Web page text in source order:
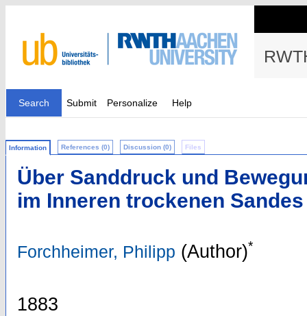
Search Submit Personalize Help
Information References (0) Discussion (0) Files
Über Sanddruck und
im Inneren trockenen Sandes
Forchheimer, Philipp (Author)*
1883